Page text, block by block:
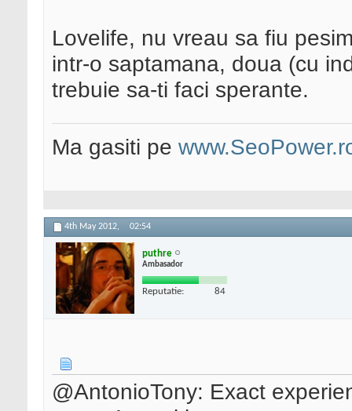
Lovelife, nu vreau sa fiu
intr-o saptamana, doua (cu
trebuie sa-ti faci sperante.
Ma gasiti pe
4th May 2012, 02:54
puthre
Ambasador
Reputatie: 84
@AntonioTony: Exact